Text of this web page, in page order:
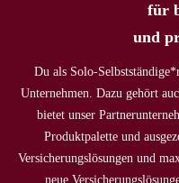
für
und
Du als Solo-
Unternehmen. Dazu gehört
bietet unser
Produktpalette und
Versicherungslösungen und
neue